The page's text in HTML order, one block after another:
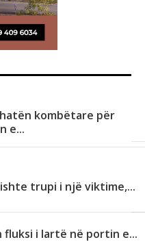
kombëtare për
e...
trupi i një viktime,...
fluksi i lartë në portin e...